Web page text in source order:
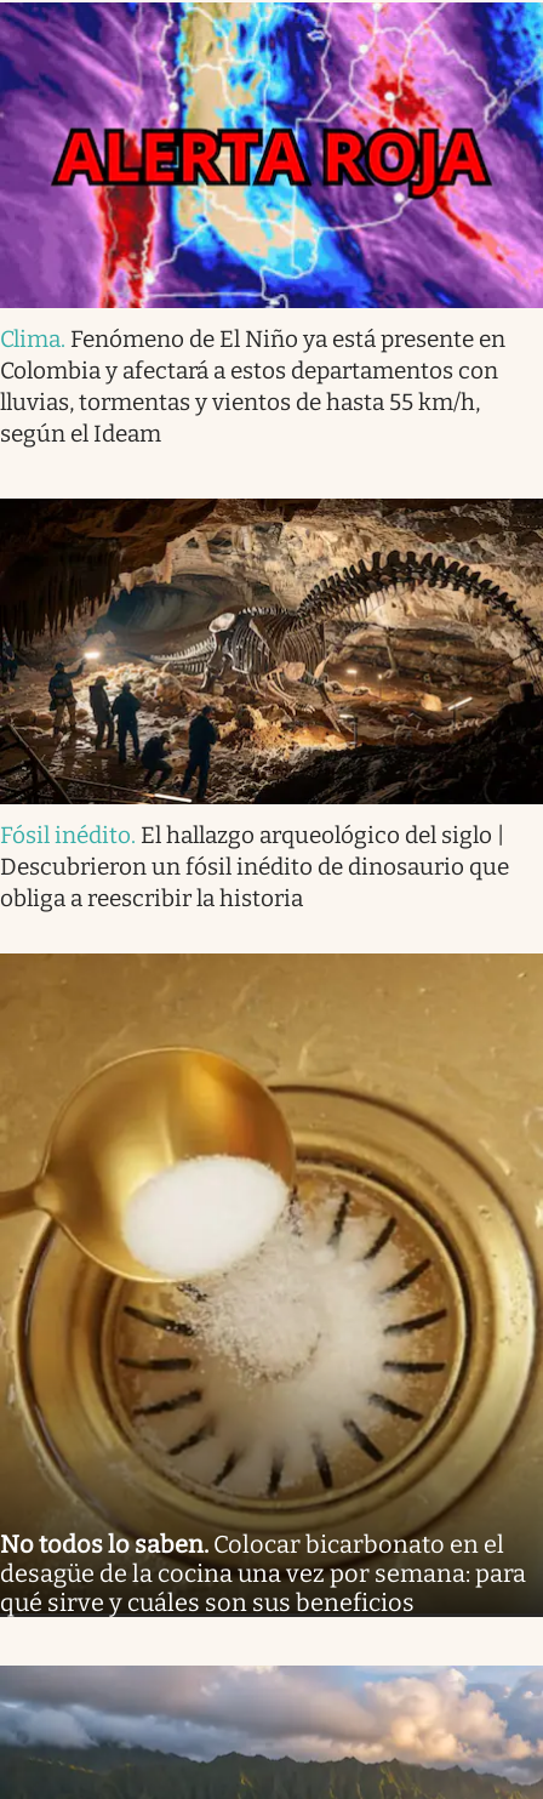
Clima. Fenómeno de El Niño ya está presente en
Colombia y afectará a estos departamentos con
lluvias, tormentas y vientos de hasta 55 km/h,
según el Ideam
Fósil inédito. El hallazgo arqueológico del siglo |
Descubrieron un fósil inédito de dinosaurio que
obliga a reescribir la historia
No todos lo saben. Colocar bicarbonato en el
desagüe de la cocina una vez por semana: para
qué sirve y cuáles son sus beneficios